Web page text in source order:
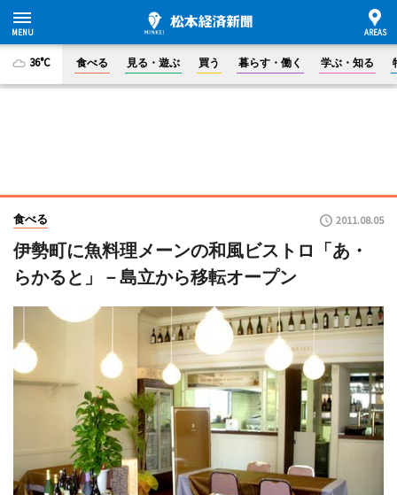
36°C 食べる 見る・遊ぶ 買う 暮らす・働く 学ぶ・知る
食べる 2011.08.05
伊勢町に魚料理メーンの和風ビストロ「あ・
らかると」－島立から移転オープン